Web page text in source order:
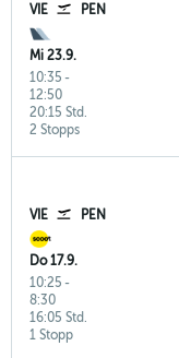
VIE PEN
Mi 23.9.
10:35 -
12:50
2 Stopps
20:15 Std.
VIE PEN
Do 17.9.
10:25 -
8:30
1 Stopp
16:05 Std.